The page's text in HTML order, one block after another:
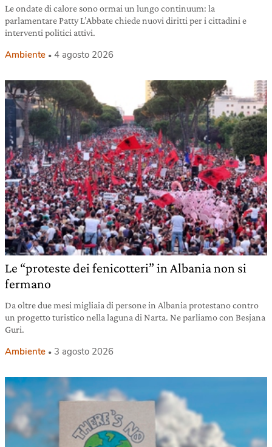
Le ondate di calore sono ormai un lungo continuum: la
parlamentare Patty L’Abbate chiede nuovi diritti per i cittadini e
interventi politici attivi.
Ambiente 4 agosto 2026
Le “proteste dei fenicotteri” in Albania non si
fermano
Da oltre due mesi migliaia di persone in Albania protestano contro
un progetto turistico nella laguna di Narta. Ne parliamo con Besjana
Guri.
Ambiente 3 agosto 2026